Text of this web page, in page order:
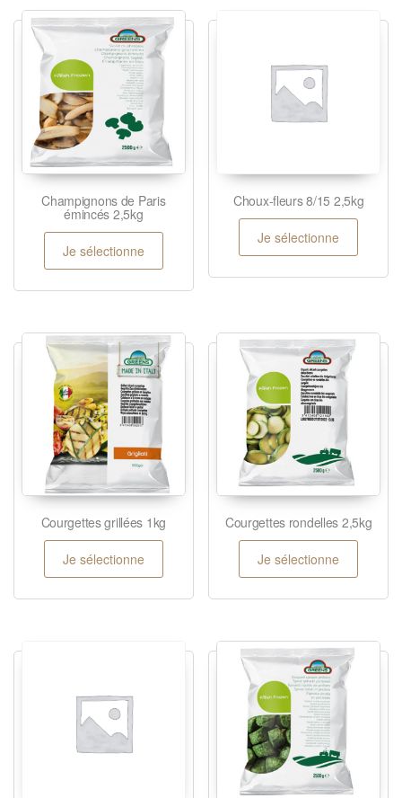
Champignons de Paris
émincés 2,5kg
Je sélectionne
Choux-fleurs 8/15 2,5kg
Je sélectionne
Courgettes grillées 1kg
Je sélectionne
Courgettes rondelles 2,5kg
Je sélectionne